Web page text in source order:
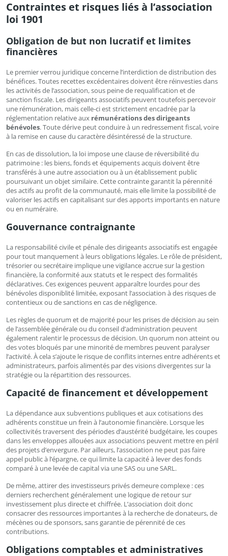
Contraintes et risques liés à l’association
loi 1901
Obligation de but non lucratif et limites
financières
Le premier verrou juridique concerne l’interdiction de distribution des
bénéfices. Toutes recettes excédentaires doivent être réinvesties dans
les activités de l’association, sous peine de requalification et de
sanction fiscale. Les dirigeants associatifs peuvent toutefois percevoir
une rémunération, mais celle-ci est strictement encadrée par la
réglementation relative aux rémunérations des dirigeants
bénévoles. Toute dérive peut conduire à un redressement fiscal, voire
à la remise en cause du caractère désintéressé de la structure.
En cas de dissolution, la loi impose une clause de réversibilité du
patrimoine : les biens, fonds et équipements acquis doivent être
transférés à une autre association ou à un établissement public
poursuivant un objet similaire. Cette contrainte garantit la pérennité
des actifs au profit de la communauté, mais elle limite la possibilité de
valoriser les actifs en capitalisant sur des apports importants en nature
ou en numéraire.
Gouvernance contraignante
La responsabilité civile et pénale des dirigeants associatifs est engagée
pour tout manquement à leurs obligations légales. Le rôle de président,
trésorier ou secrétaire implique une vigilance accrue sur la gestion
financière, la conformité aux statuts et le respect des formalités
déclaratives. Ces exigences peuvent apparaître lourdes pour des
bénévoles disponiblité limitée, exposant l’association à des risques de
contentieux ou de sanctions en cas de négligence.
Les règles de quorum et de majorité pour les prises de décision au sein
de l’assemblée générale ou du conseil d’administration peuvent
également ralentir le processus de décision. Un quorum non atteint ou
des votes bloqués par une minorité de membres peuvent paralyser
l’activité. À cela s’ajoute le risque de conflits internes entre adhérents et
administrateurs, parfois alimentés par des visions divergentes sur la
stratégie ou la répartition des ressources.
Capacité de financement et développement
La dépendance aux subventions publiques et aux cotisations des
adhérents constitue un frein à l’autonomie financière. Lorsque les
collectivités traversent des périodes d’austérité budgétaire, les coupes
dans les enveloppes allouées aux associations peuvent mettre en péril
des projets d’envergure. Par ailleurs, l’association ne peut pas faire
appel public à l’épargne, ce qui limite la capacité à lever des fonds
comparé à une levée de capital via une SAS ou une SARL.
De même, attirer des investisseurs privés demeure complexe : ces
derniers recherchent généralement une logique de retour sur
investissement plus directe et chiffrée. L’association doit donc
consacrer des ressources importantes à la recherche de donateurs, de
mécènes ou de sponsors, sans garantie de pérennité de ces
contributions.
Obligations comptables et administratives